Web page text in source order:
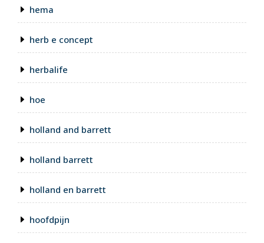
hema
herb e concept
herbalife
hoe
holland and barrett
holland barrett
holland en barrett
hoofdpijn